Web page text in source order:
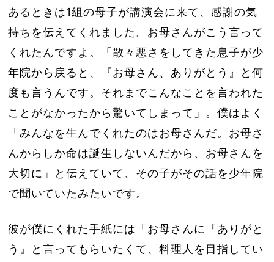
あるときは1組の母子が講演会に来て、感謝の気
持ちを伝えてくれました。お母さんがこう言って
くれたんですよ。「散々悪さをしてきた息子が少
年院から戻ると、『お母さん、ありがとう』と何
度も言うんです。それまでこんなことを言われた
ことがなかったから驚いてしまって」。僕はよく
「みんなを生んでくれたのはお母さんだ。お母さ
んからしか命は誕生しないんだから、お母さんを
大切に」と伝えていて、その子がその話を少年院
で聞いていたみたいです。
彼が僕にくれた手紙には「お母さんに『ありがと
う』と言ってもらいたくて、料理人を目指してい